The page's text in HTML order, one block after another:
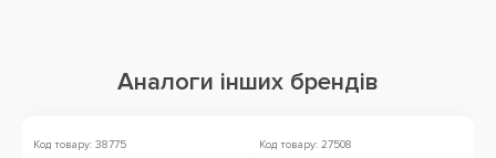
Аналоги інших брендів
Код товару: 38775 Код товару: 27508